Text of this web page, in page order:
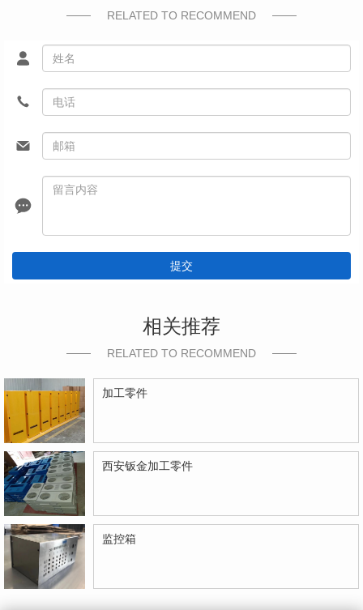
RELATED TO RECOMMEND
提交
相关推荐
RELATED TO RECOMMEND
加工零件
西安钣金加工零件
监控箱